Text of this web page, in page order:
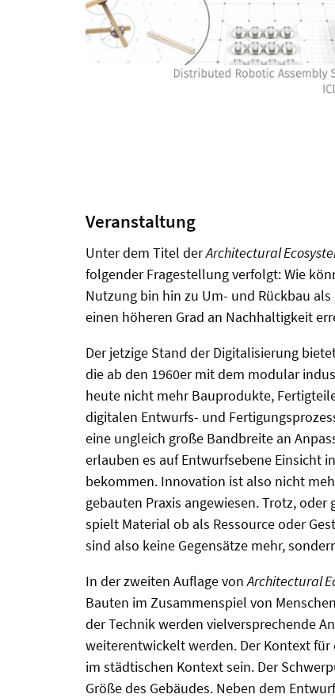
Veranstaltung
Unter dem Titel derArchitectural
folgender Fragestellung verfolgt: Wie
Nutzung bin hin zu Um- und Rückbau
einen höheren Grad an Nachhaltigkeit
Der jetzige Stand der Digitalisierung
die ab den 1960er mit dem modular
heute nicht mehr Bauprodukte,
digitalen Entwurfs- und
eine ungleich große Bandbreite an
erlauben es auf Entwurfsebene Einsicht
bekommen. Innovation ist also nicht
gebauten Praxis angewiesen. Trotz,
spielt Material ob als Ressource oder
sind also keine Gegensätze mehr,
In der zweiten Auflage vonArchitectural
Bauten im Zusammenspiel von
der Technik werden vielversprechende
weiterentwickelt werden. Der Kontext
im städtischen Kontext sein. Der
Größe des Gebäudes. Neben dem